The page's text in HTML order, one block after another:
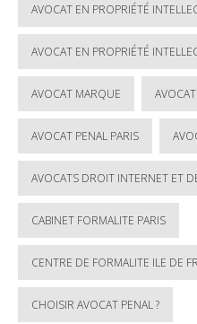
AVOCAT EN PROPRIÉTÉ
AVOCAT EN PROPRIÉTÉ
AVOCAT MARQUE
AVOCAT PENAL PARIS
AVOCATS DROIT INTERNET ET
CABINET FORMALITE PARIS
CENTRE DE FORMALITE ILE DE
CHOISIR AVOCAT PENAL ?